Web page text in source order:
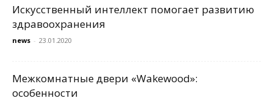
Искусственный интеллект помогает развитию
здравоохранения
news - 23.01.2020
Межкомнатные двери «Wakewood»:
особенности